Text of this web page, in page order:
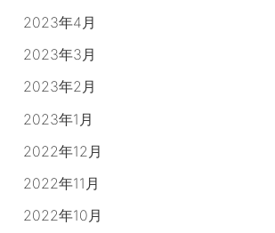
2023年4月
2023年3月
2023年2月
2023年1月
2022年12月
2022年11月
2022年10月